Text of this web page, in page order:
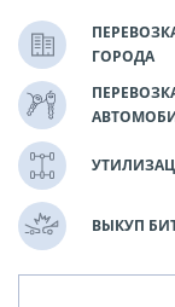
ГОРОДА
ВЫКУП